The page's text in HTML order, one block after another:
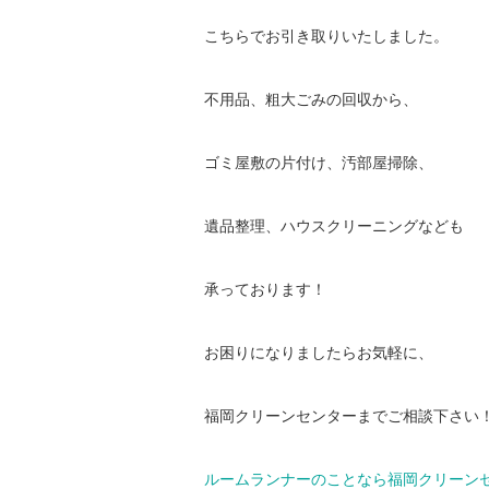
こちらでお引き取りいたしました。
不用品、粗大ごみの回収から、
ゴミ屋敷の片付け、汚部屋掃除、
遺品整理、ハウスクリーニングなども
承っております！
お困りになりましたらお気軽に、
福岡クリーンセンターまでご相談下さい！
ルームランナーのことなら福岡クリーン